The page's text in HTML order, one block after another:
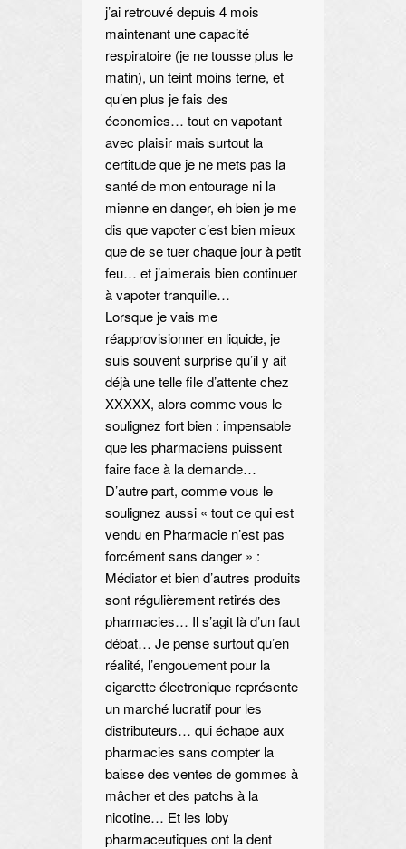
j’ai retrouvé depuis 4 mois
maintenant une capacité
respiratoire (je ne tousse plus le
matin), un teint moins terne, et
qu’en plus je fais des
économies… tout en vapotant
avec plaisir mais surtout la
certitude que je ne mets pas la
santé de mon entourage ni la
mienne en danger, eh bien je me
dis que vapoter c’est bien mieux
que de se tuer chaque jour à petit
feu… et j’aimerais bien continuer
à vapoter tranquille…
Lorsque je vais me
réapprovisionner en liquide, je
suis souvent surprise qu’il y ait
déjà une telle file d’attente chez
XXXXX, alors comme vous le
soulignez fort bien : impensable
que les pharmaciens puissent
faire face à la demande…
D’autre part, comme vous le
soulignez aussi « tout ce qui est
vendu en Pharmacie n’est pas
forcément sans danger » :
Médiator et bien d’autres produits
sont régulièrement retirés des
pharmacies… Il s’agit là d’un faut
débat… Je pense surtout qu’en
réalité, l’engouement pour la
cigarette électronique représente
un marché lucratif pour les
distributeurs… qui échape aux
pharmacies sans compter la
baisse des ventes de gommes à
mâcher et des patchs à la
nicotine… Et les loby
pharmaceutiques ont la dent